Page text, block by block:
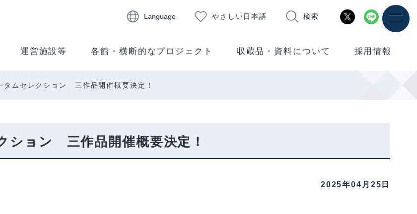
Language やさしい日本語 検索
運営施設等 各館・横断的なプロジェクト 収蔵品・資料について 採用情報
ムセレクション 三作品開催概要決定！
ョン 三作品開催概要決定！
2025年04月25日